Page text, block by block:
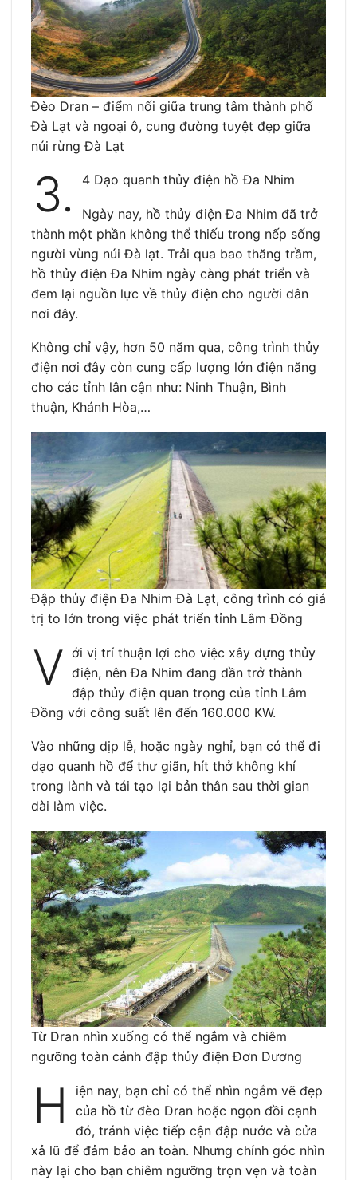
Đèo Dran – điểm nối giữa trung tâm thành phố
Đà Lạt và ngoại ô, cung đường tuyệt đẹp giữa
núi rừng Đà Lạt
3. 4 Dạo quanh thủy điện hồ Đa Nhim
Ngày nay, hồ thủy điện Đa Nhim đã trở
thành một phần không thể thiếu trong nếp sống
người vùng núi Đà lạt. Trải qua bao thăng trầm,
hồ thủy điện Đa Nhim ngày càng phát triển và
đem lại nguồn lực về thủy điện cho người dân
nơi đây.
Không chỉ vậy, hơn 50 năm qua, công trình thủy
điện nơi đây còn cung cấp lượng lớn điện năng
cho các tỉnh lân cận như: Ninh Thuận, Bình
thuận, Khánh Hòa,…
Đập thủy điện Đa Nhim Đà Lạt, công trình có giá
trị to lớn trong việc phát triển tỉnh Lâm Đồng
V ới vị trí thuận lợi cho việc xây dựng thủy
điện, nên Đa Nhim đang dần trở thành
đập thủy điện quan trọng của tỉnh Lâm
Đồng với công suất lên đến 160.000 KW.
Vào những dịp lễ, hoặc ngày nghỉ, bạn có thể đi
dạo quanh hồ để thư giãn, hít thở không khí
trong lành và tái tạo lại bản thân sau thời gian
dài làm việc.
Từ Dran nhìn xuống có thể ngắm và chiêm
ngưỡng toàn cảnh đập thủy điện Đơn Dương
H
iện nay, bạn chỉ có thể nhìn ngắm vẽ đẹp
của hồ từ đèo Dran hoặc ngọn đồi cạnh
đó, tránh việc tiếp cận đập nước và cửa
xả lũ để đảm bảo an toàn. Nhưng chính góc nhìn
này lại cho bạn chiêm ngưỡng trọn vẹn và toàn